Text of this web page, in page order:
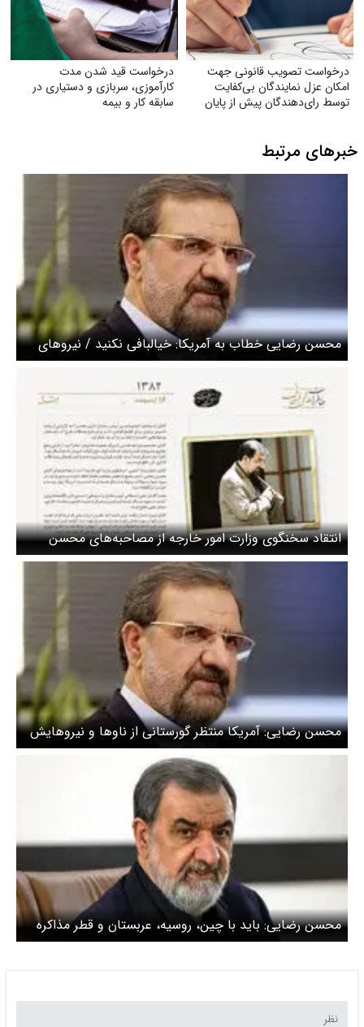
درخواست تصویب قانونی جهت
امکان عزل نمایندگان بی‌کفایت
توسط رای‌دهندگان پیش از پایان
درخواست قید شدن مدت
کارآموزی، سربازی و دستیاری در
سابقه کار و بیمه
خبرهای مرتبط
محسن رضایی خطاب به آمریکا: خیالبافی نکنید / نیروهای
مسلح قدرتمند ایران آماده نبرد است
انتقاد سخنگوی وزارت امور خارجه از مصاحبه‌های محسن
رضایی
محسن رضایی: آمریکا منتظر گورستانی از ناوها و نیروهایش
باشد
محسن رضایی: باید با چین، روسیه، عربستان و قطر مذاکره
کنیم